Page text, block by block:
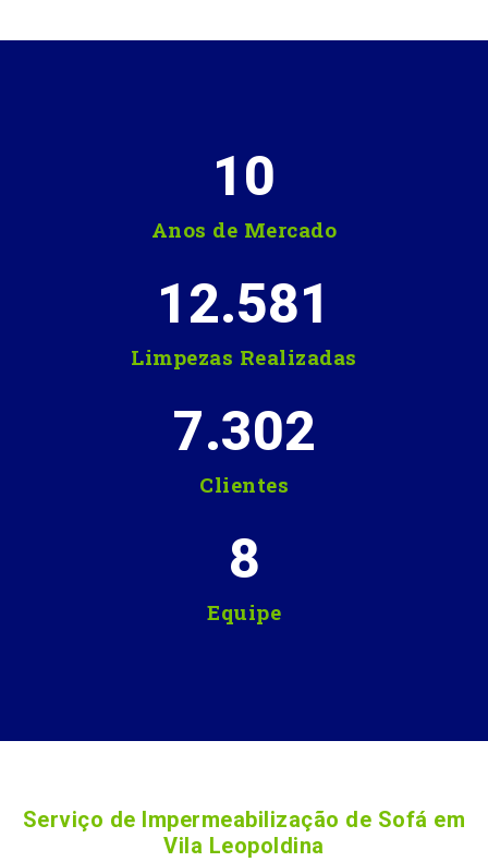
Anos de Mercado
10
Limpezas Realizadas
12.581
Clientes
7.302
Equipe
8
Serviço de Impermeabilização de Sofá em
Vila Leopoldina